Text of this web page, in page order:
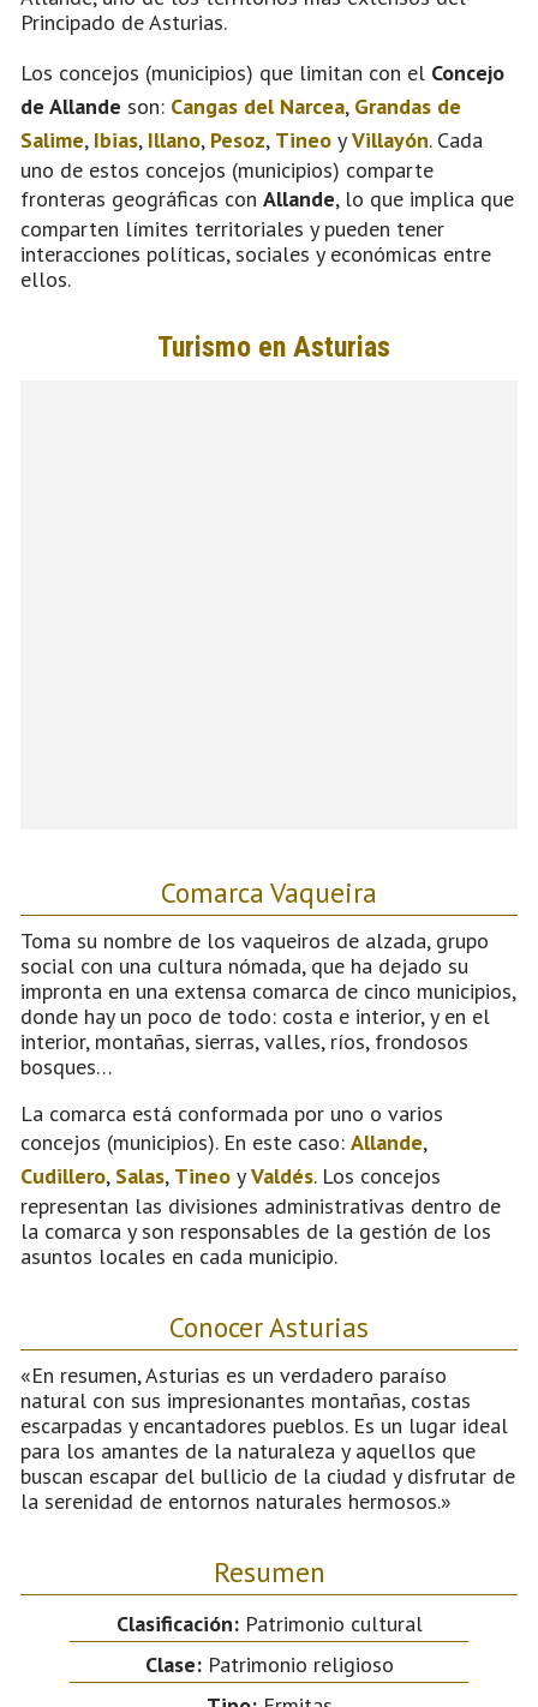
Principado de Asturias.
Los concejos (municipios) que limitan con el Concejo
de Allande son: Cangas del Narcea, Grandas de
Salime, Ibias, Illano, Pesoz, Tineo yVillayón. Cada
uno de estos concejos (municipios) comparte
fronteras geográficas con Allande, lo que implica que
comparten límites territoriales y pueden tener
interacciones políticas, sociales y económicas entre
ellos.
Comarca Vaqueira
Toma su nombre de los vaqueiros de alzada, grupo
social con una cultura nómada, que ha dejado su
impronta en una extensa comarca de cinco municipios,
donde hay un poco de todo: costa e interior, y en el
interior, montañas, sierras, valles, ríos, frondosos
bosques…
La comarca está conformada por uno o varios
concejos (municipios). En este caso: Allande,
Cudillero, Salas, Tineo yValdés. Los concejos
representan las divisiones administrativas dentro de
la comarca y son responsables de la gestión de los
asuntos locales en cada municipio.
Conocer Asturias
«En resumen, Asturias es un verdadero paraíso
natural con sus impresionantes montañas, costas
escarpadas y encantadores pueblos. Es un lugar ideal
para los amantes de la naturaleza y aquellos que
buscan escapar del bullicio de la ciudad y disfrutar de
la serenidad de entornos naturales hermosos.»
Resumen
Clasificación:Patrimonio cultural
Clase:Patrimonio religioso